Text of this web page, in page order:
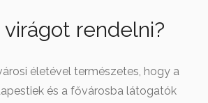
rendelni?
életével természetes, hogy a
és a fővárosba látogatók